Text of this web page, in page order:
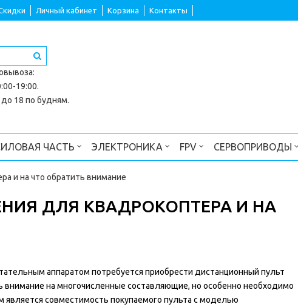
Личный кабинет Корзина Контакты
:
19:00.
18 по будням.
ЧАСТЬ ЭЛЕКТРОНИКА FPV СЕРВОПРИВОДЫ
и на что обратить внимание
ДЛЯ КВАДРОКОПТЕРА И НА
аппаратом потребуется приобрести дистанционный пульт
внимание на многочисленные составляющие, но особенно необходимо
совместимость покупаемого пульта с моделью